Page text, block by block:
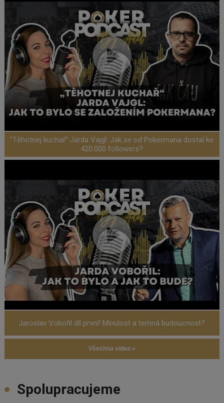
"Těhotnej kuchař" Jarda Vajgl: Jak se od Pokermana dostal ke
420.000 followers?
Jaroslav Vobořil díl první! Minulost a temná budoucnost?
Všechna videa »
Spolupracujeme